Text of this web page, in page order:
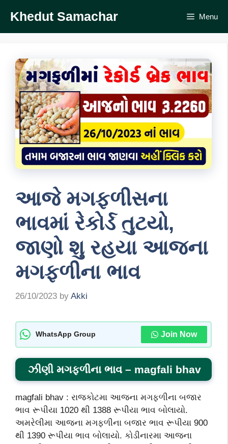
content
Khedut Samachar Menu
આજે મગફળીસના
ભાવમાં રેકોર્ડ તુટયો,
જાણો શુ રહયા આજના
મગફળીના ભાવ
26/10/2023 by Akki
WhatsApp Group Join Now
ઝીણી મગફળીના ભાવ – magfali bhav
magfali bhav : રાજકોટમા આજના મગફળીના બજાર
ભાવ રૂપીયા 1020 થી 1388 રૂપીયા ભાવ બોલાયો.
અમરેલીમા આજના મગફળીના બજાર ભાવ રૂપીયા 900
થી 1390 રૂપીયા ભાવ બોલાયો. કોડીનારમા આજના